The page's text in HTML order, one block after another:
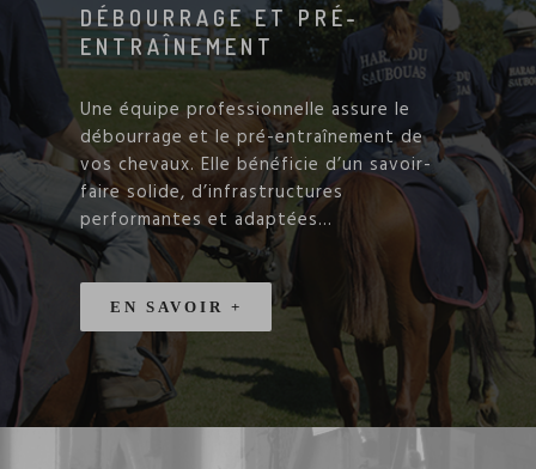
DÉBOURRAGE ET PRÉ-
ENTRAÎNEMENT
Une équipe professionnelle assure le
débourrage et le pré-entraînement de
vos chevaux. Elle bénéficie d’un savoir-
faire solide, d’infrastructures
performantes et adaptées...
EN SAVOIR +